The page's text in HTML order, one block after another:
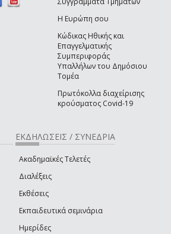
Η Ευρώπη σου
Κώδικας Ηθικής και
Επαγγελματικής
Συμπεριφοράς
Υπαλλήλων του Δημόσιου
Τομέα
Πρωτόκολλα διαχείρισης
κρούσματος Covid-19
ΕΚΔΗΛΩΣΕΙΣ / ΣΥΝΕΔΡΙΑ
Ακαδημαϊκές Τελετές
Διαλέξεις
Εκθέσεις
Εκπαιδευτικά σεμινάρια
Ημερίδες